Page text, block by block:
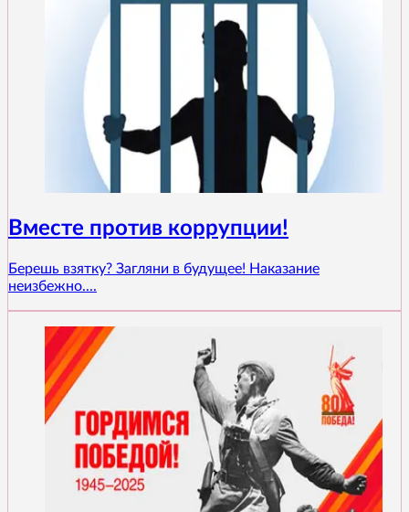
Вместе против коррупции!
Берешь взятку? Загляни в будущее! Наказание
неизбежно....